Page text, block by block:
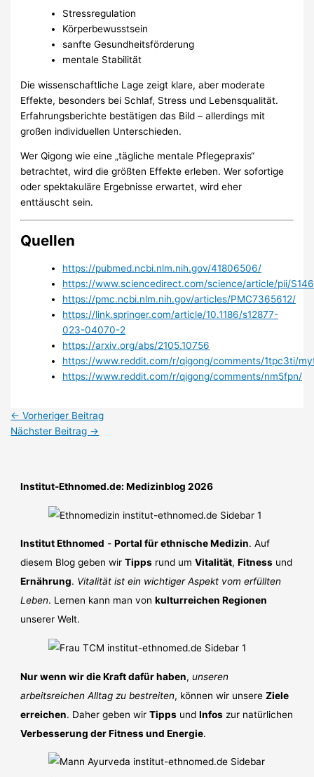
Stressregulation
Körperbewusstsein
sanfte Gesundheitsförderung
mentale Stabilität
Die wissenschaftliche Lage zeigt klare, aber moderate
Effekte, besonders bei Schlaf, Stress und Lebensqualität.
Erfahrungsberichte bestätigen das Bild – allerdings mit
großen individuellen Unterschieden.
Wer Qigong wie eine „tägliche mentale Pflegepraxis“
betrachtet, wird die größten Effekte erleben. Wer sofortige
oder spektakuläre Ergebnisse erwartet, wird eher
enttäuscht sein.
Quellen
https://pubmed.ncbi.nlm.nih.gov/41806506/
https://www.sciencedirect.com/science/article/pii/
https://pmc.ncbi.nlm.nih.gov/articles/PMC7365612/
https://link.springer.com/article/10.1186/s12877-
023-04070-2
https://arxiv.org/abs/2105.10756
https://www.reddit.com/r/qigong/comments/1tpc3ti/
https://www.reddit.com/r/qigong/comments/nm5fpn/
← Vorheriger Beitrag
Nächster Beitrag →
Institut-Ethnomed.de: Medizinblog 2026
Institut Ethnomed -Portal für ethnische Medizin. Auf
diesem Blog geben wirTipps rund umVitalität,Fitness und
Ernährung. Vitalität ist ein wichtiger Aspekt vom erfüllten
Leben. Lernen kann man vonkulturreichen Regionen
unserer Welt.
Nur wenn wir die Kraft dafür haben,unseren
arbeitsreichen Alltag zu bestreiten, können wir unsereZiele
erreichen. Daher geben wirTipps undInfos zur natürlichen
Verbesserung der Fitness und Energie.